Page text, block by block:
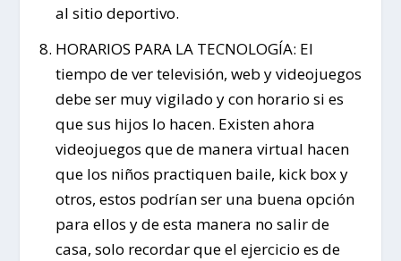
al sitio deportivo.
HORARIOS PARA LA TECNOLOGÍA: El
tiempo de ver televisión, web y videojuegos
debe ser muy vigilado y con horario si es
que sus hijos lo hacen. Existen ahora
videojuegos que de manera virtual hacen
que los niños practiquen baile, kick box y
otros, estos podrían ser una buena opción
para ellos y de esta manera no salir de
casa, solo recordar que el ejercicio es de